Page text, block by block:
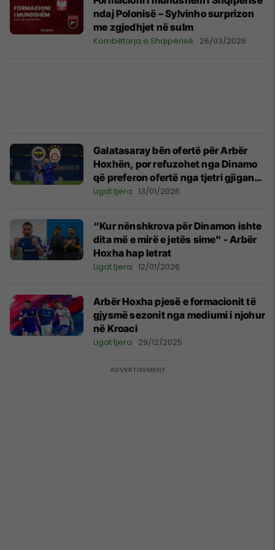
ndaj Polonisë – Sylvinho surprizon
me zgjedhjet në sulm
Kombëtarja e Shqipërisë 26/03/2026
Galatasaray bën ofertë për Arbër
Hoxhën, por refuzohet nga Dinamo
që preferon ofertë nga tjetri gjigant
turk
Ligat tjera 13/01/2026
“Kur nënshkrova për Dinamon ishte
dita më e mirë e jetës sime" - Arbër
Hoxha hap letrat
Ligat tjera 12/01/2026
Arbër Hoxha pjesë e formacionit të
gjysmë sezonit nga mediumi i njohur
në Kroaci
Ligat tjera 29/12/2025